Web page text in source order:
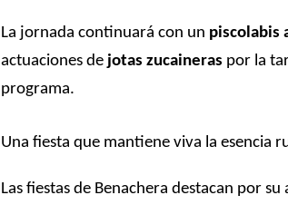
La jornada continuará con un piscolabis
actuaciones de jotas zucaineras por la
programa.
Una fiesta que mantiene viva la esencia
Las fiestas de Benachera destacan por